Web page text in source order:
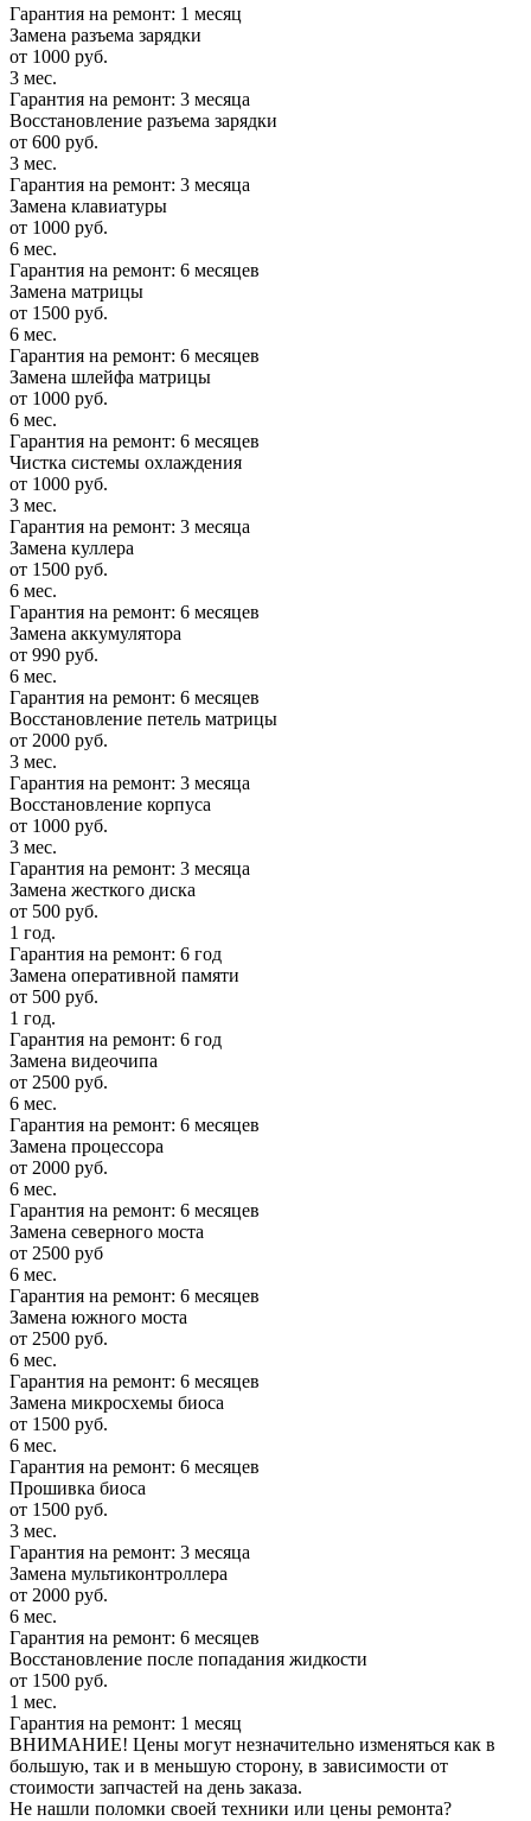
Гарантия на ремонт: 1 месяц
Замена разъема зарядки
от 1000 руб.
3 мес.
Гарантия на ремонт: 3 месяца
Восстановление разъема зарядки
от 600 руб.
3 мес.
Гарантия на ремонт: 3 месяца
Замена клавиатуры
от 1000 руб.
6 мес.
Гарантия на ремонт: 6 месяцев
Замена матрицы
от 1500 руб.
6 мес.
Гарантия на ремонт: 6 месяцев
Замена шлейфа матрицы
от 1000 руб.
6 мес.
Гарантия на ремонт: 6 месяцев
Чистка системы охлаждения
от 1000 руб.
3 мес.
Гарантия на ремонт: 3 месяца
Замена куллера
от 1500 руб.
6 мес.
Гарантия на ремонт: 6 месяцев
Замена аккумулятора
от 990 руб.
6 мес.
Гарантия на ремонт: 6 месяцев
Восстановление петель матрицы
от 2000 руб.
3 мес.
Гарантия на ремонт: 3 месяца
Восстановление корпуса
от 1000 руб.
3 мес.
Гарантия на ремонт: 3 месяца
Замена жесткого диска
от 500 руб.
1 год.
Гарантия на ремонт: 6 год
Замена оперативной памяти
от 500 руб.
1 год.
Гарантия на ремонт: 6 год
Замена видеочипа
от 2500 руб.
6 мес.
Гарантия на ремонт: 6 месяцев
Замена процессора
от 2000 руб.
6 мес.
Гарантия на ремонт: 6 месяцев
Замена северного моста
от 2500 руб
6 мес.
Гарантия на ремонт: 6 месяцев
Замена южного моста
от 2500 руб.
6 мес.
Гарантия на ремонт: 6 месяцев
Замена микросхемы биоса
от 1500 руб.
6 мес.
Гарантия на ремонт: 6 месяцев
Прошивка биоса
от 1500 руб.
3 мес.
Гарантия на ремонт: 3 месяца
Замена мультиконтроллера
от 2000 руб.
6 мес.
Гарантия на ремонт: 6 месяцев
Восстановление после попадания жидкости
от 1500 руб.
1 мес.
Гарантия на ремонт: 1 месяц
ВНИМАНИЕ! Цены могут незначительно изменяться как в
большую, так и в меньшую сторону, в зависимости от
стоимости запчастей на день заказа.
Не нашли поломки своей техники или цены ремонта?